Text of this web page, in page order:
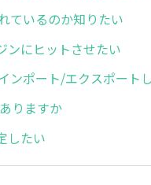
ているのか知りたい
ンにヒットさせたい
ンポート/エクスポート
りますか
したい